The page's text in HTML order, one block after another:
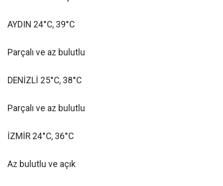
AYDIN 24°C, 39°C
Parçalı ve az bulutlu
DENİZLİ 25°C, 38°C
Parçalı ve az bulutlu
İZMİR 24°C, 36°C
Az bulutlu ve açık